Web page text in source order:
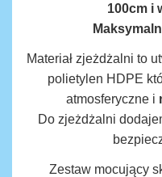
100cm i
Materiał zjeżdżalni to
polietylen HDPE
atmosferyczne i
Do zjeżdżalni
Zestaw mocujący